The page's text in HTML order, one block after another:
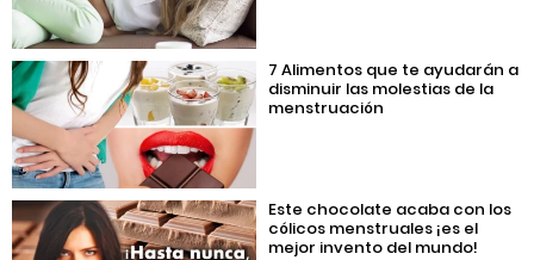
7 Alimentos que te ayudarán a
disminuir las molestias de la
menstruación
Este chocolate acaba con los
cólicos menstruales ¡es el
mejor invento del mundo!